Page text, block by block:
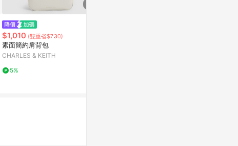
$1,010 (雙重省$730)
素面簡約肩背包
CHARLES & KEITH
5%